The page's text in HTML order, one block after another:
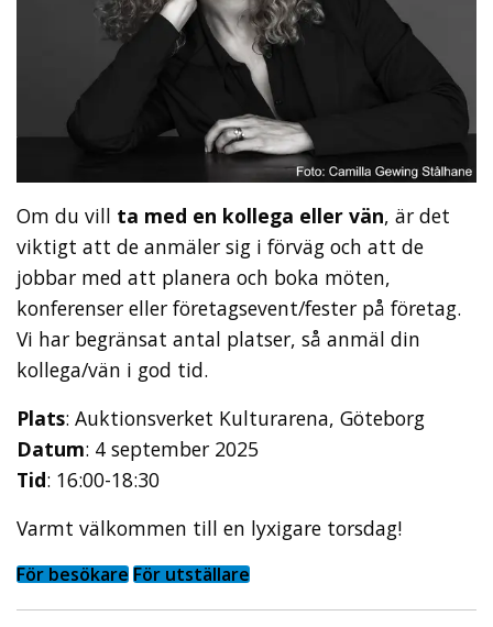
Om du vill ta med en kollega eller vän, är det
viktigt att de anmäler sig i förväg och att de
jobbar med att planera och boka möten,
konferenser eller företagsevent/fester på företag.
Vi har begränsat antal platser, så anmäl din
kollega/vän i god tid.
Plats: Auktionsverket Kulturarena, Göteborg
Datum: 4 september 2025
Tid: 16:00-18:30
Varmt välkommen till en lyxigare torsdag!
För besökareFör utställare